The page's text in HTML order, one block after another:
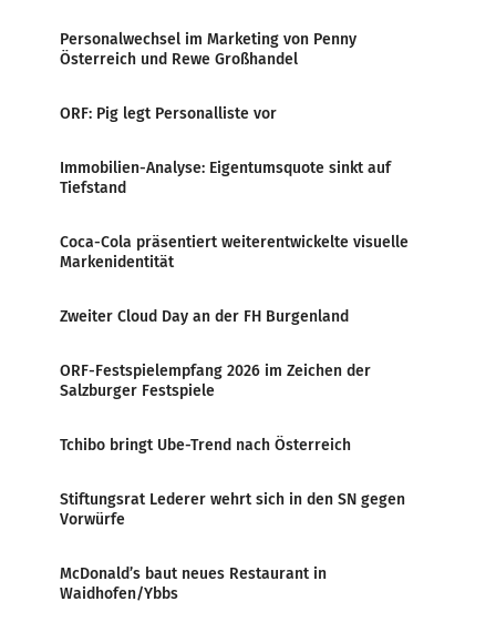
Personalwechsel im Marketing von Penny
Österreich und Rewe Großhandel
ORF: Pig legt Personalliste vor
Immobilien-Analyse: Eigentumsquote sinkt auf
Tiefstand
Coca-Cola präsentiert weiterentwickelte visuelle
Markenidentität
Zweiter Cloud Day an der FH Burgenland
ORF-Festspielempfang 2026 im Zeichen der
Salzburger Festspiele
Tchibo bringt Ube-Trend nach Österreich
Stiftungsrat Lederer wehrt sich in den SN gegen
Vorwürfe
McDonald’s baut neues Restaurant in
Waidhofen/Ybbs